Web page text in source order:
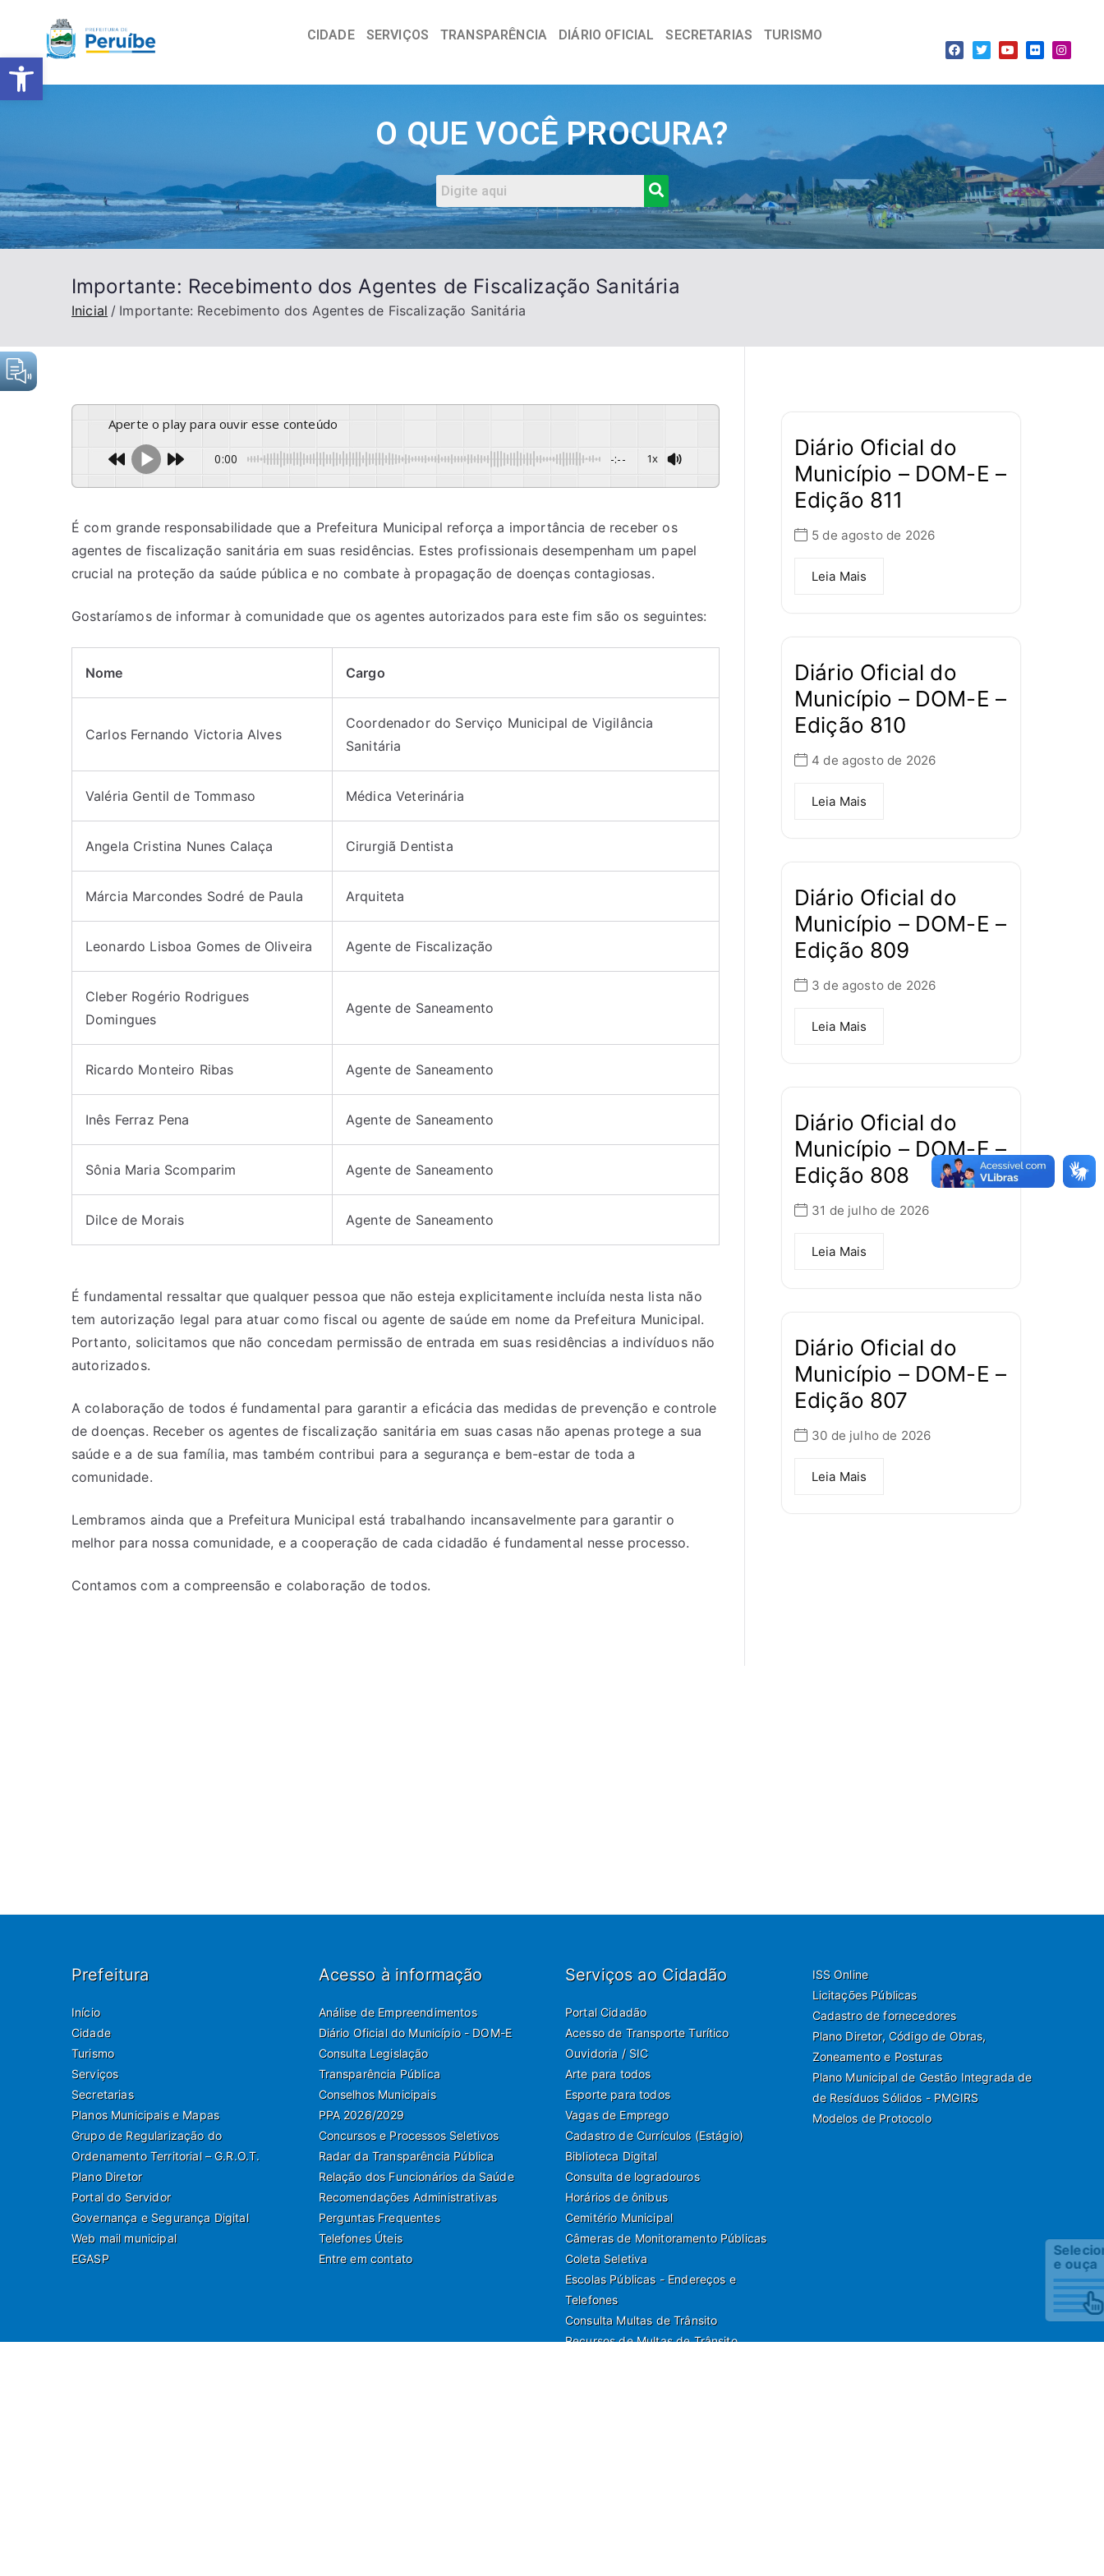
Barra de Ferramentas Aberta
CIDADE SERVIÇOS TRANSPARÊNCIA DIÁRIO OFICIAL SECRETARIAS TURISMO
O QUE VOCÊ PROCURA?
Importante: Recebimento dos Agentes de Fiscalização Sanitária
Inicial Importante: Recebimento dos Agentes de Fiscalização Sanitária
Aperte o play para ouvir esse conteúdo
0:00 -:-- 1x
É com grande responsabilidade que a Prefeitura Municipal reforça a importância de receber os
agentes de fiscalização sanitária em suas residências. Estes profissionais desempenham um papel
crucial na proteção da saúde pública e no combate à propagação de doenças contagiosas.
Gostaríamos de informar à comunidade que os agentes autorizados para este fim são os seguintes:
Nome Cargo
Carlos Fernando Victoria Alves
Coordenador do Serviço Municipal de Vigilância
Sanitária
Valéria Gentil de Tommaso Médica Veterinária
Angela Cristina Nunes Calaça Cirurgiã Dentista
Márcia Marcondes Sodré de Paula Arquiteta
Leonardo Lisboa Gomes de Oliveira Agente de Fiscalização
Cleber Rogério Rodrigues
Domingues
Agente de Saneamento
Ricardo Monteiro Ribas Agente de Saneamento
Inês Ferraz Pena Agente de Saneamento
Sônia Maria Scomparim Agente de Saneamento
Dilce de Morais Agente de Saneamento
É fundamental ressaltar que qualquer pessoa que não esteja explicitamente incluída nesta lista não
tem autorização legal para atuar como fiscal ou agente de saúde em nome da Prefeitura Municipal.
Portanto, solicitamos que não concedam permissão de entrada em suas residências a indivíduos não
autorizados.
A colaboração de todos é fundamental para garantir a eficácia das medidas de prevenção e controle
de doenças. Receber os agentes de fiscalização sanitária em suas casas não apenas protege a sua
saúde e a de sua família, mas também contribui para a segurança e bem-estar de toda a
comunidade.
Lembramos ainda que a Prefeitura Municipal está trabalhando incansavelmente para garantir o
melhor para nossa comunidade, e a cooperação de cada cidadão é fundamental nesse processo.
Contamos com a compreensão e colaboração de todos.
Diário Oficial do
Município – DOM-E –
Edição 811
5 de agosto de 2026
Leia Mais
Diário Oficial do
Município – DOM-E –
Edição 810
4 de agosto de 2026
Leia Mais
Diário Oficial do
Município – DOM-E –
Edição 809
3 de agosto de 2026
Leia Mais
Diário Oficial do
Município – DOM-E –
Edição 808
31 de julho de 2026
Leia Mais
Diário Oficial do
Município – DOM-E –
Edição 807
30 de julho de 2026
Leia Mais
Prefeitura
Início
Cidade
Turismo
Serviços
Secretarias
Planos Municipais e Mapas
Grupo de Regularização do
Ordenamento Territorial – G.R.O.T.
Plano Diretor
Portal do Servidor
Governança e Segurança Digital
Web mail municipal
EGASP
Acesso à informação
Análise de Empreendimentos
Diário Oficial do Município - DOM-E
Consulta Legislação
Transparência Pública
Conselhos Municipais
PPA 2026/2029
Concursos e Processos Seletivos
Radar da Transparência Pública
Relação dos Funcionários da Saúde
Recomendações Administrativas
Perguntas Frequentes
Telefones Úteis
Entre em contato
Serviços ao Cidadão
Portal Cidadão
Acesso de Transporte Turítico
Ouvidoria / SIC
Arte para todos
Esporte para todos
Vagas de Emprego
Cadastro de Currículos (Estágio)
Biblioteca Digital
Consulta de logradouros
Horários de ônibus
Cemitério Municipal
Câmeras de Monitoramento Públicas
Coleta Seletiva
Escolas Públicas - Endereços e
Telefones
Consulta Multas de Trânsito
Recursos de Multas de Trânsito
ISS Online
Licitações Públicas
Cadastro de fornecedores
Plano Diretor, Código de Obras,
Zoneamento e Posturas
Plano Municipal de Gestão Integrada de
de Resíduos Sólidos - PMGIRS
Modelos de Protocolo